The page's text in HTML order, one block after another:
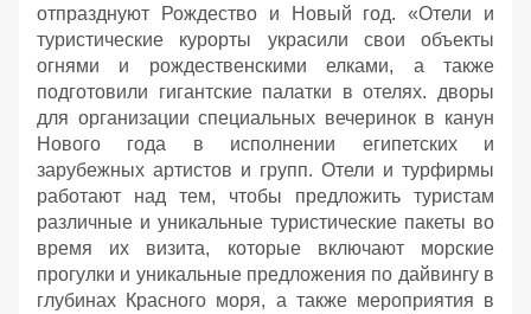
отпразднуют Рождество и Новый год. «Отели и
туристические курорты украсили свои объекты
огнями и рождественскими елками, а также
подготовили гигантские палатки в отелях. дворы
для организации специальных вечеринок в канун
Нового года в исполнении египетских и
зарубежных артистов и групп. Отели и турфирмы
работают над тем, чтобы предложить туристам
различные и уникальные туристические пакеты во
время их визита, которые включают морские
прогулки и уникальные предложения по дайвингу в
глубинах Красного моря, а также мероприятия в